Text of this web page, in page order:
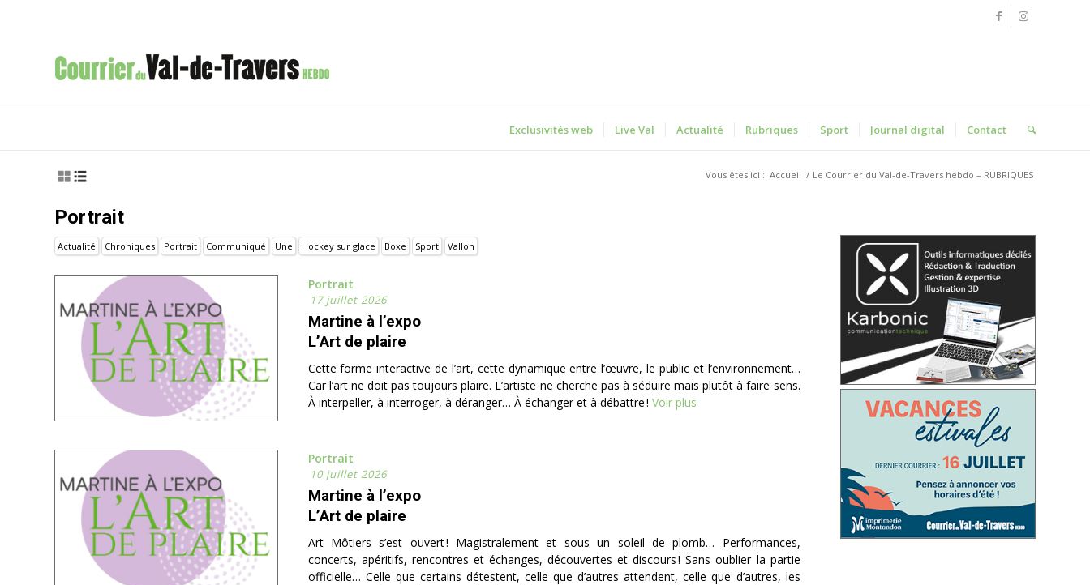
Exclusivités web Live Val Actualité Rubriques Sport Journal digital Contact
Vous êtes ici : Accueil / Le Courrier du Val-de-Travers hebdo – RUBRIQUES
Portrait
Actualité Chroniques Portrait Communiqué Une Hockey sur glace Boxe Sport Vallon
Portrait
17 juillet 2026
Martine à l’expo
L’Art de plaire
Cette forme interactive de l’art, cette dynamique entre l’œuvre, le public et l’environnement…
Car l’art ne doit pas toujours plaire. L’artiste ne cherche pas à séduire mais plutôt à faire sens.
À interpeller, à interroger, à déranger… À échanger et à débattre ! Voir plus
Portrait
10 juillet 2026
Martine à l’expo
L’Art de plaire
Art Môtiers s’est ouvert ! Magistralement et sous un soleil de plomb… Performances,
concerts, apéritifs, rencontres et échanges, découvertes et discours ! Sans oublier la partie
officielle… Celle que certains détestent, celle que d’autres attendent, celle que d’autres, les